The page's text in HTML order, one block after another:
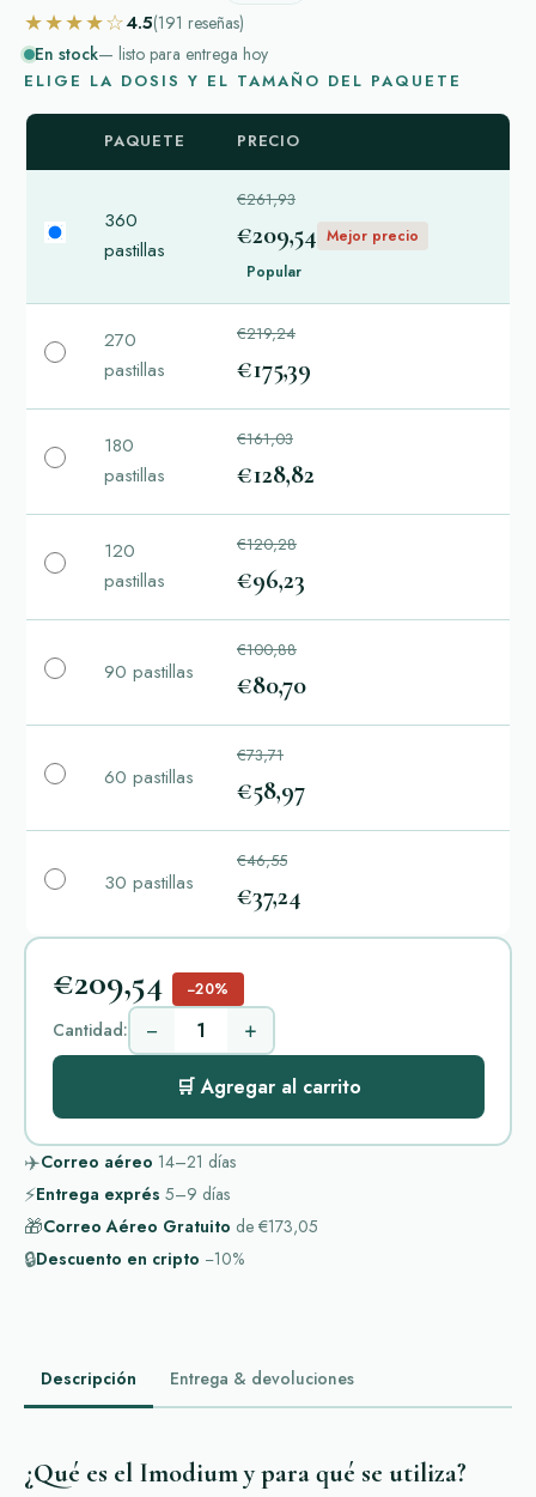
★★★★☆4.5(191 reseñas)
En stock— listo para entrega hoy
ELIGE LA DOSIS Y EL TAMAÑO DEL PAQUETE
PAQUETE PRECIO
360
pastillas
€261,93
€209,54 Mejor precio
Popular
270
pastillas
€219,24
€175,39
180
pastillas
€161,03
€128,82
120
pastillas
€120,28
€96,23
90 pastillas
€100,88
€80,70
60 pastillas
€73,71
€58,97
30 pastillas
€46,55
€37,24
€209,54 −20%
Cantidad: − +
🛒 Agregar al carrito
✈️Correo aéreo 14–21 días
⚡Entrega exprés 5–9 días
🎁Correo Aéreo Gratuito de €173,05
🔒Descuento en cripto −10%
Descripción Entrega & devoluciones
¿Qué es el Imodium y para qué se utiliza?